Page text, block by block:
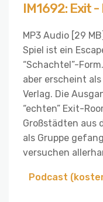
IM1692: Exit -
MP3 Audio [29
Spiel ist ein
“Schachtel”-
aber erscheint
Verlag. Die
“echten” Exit-
Großstädten aus
als Gruppe
versuchen
Podcast